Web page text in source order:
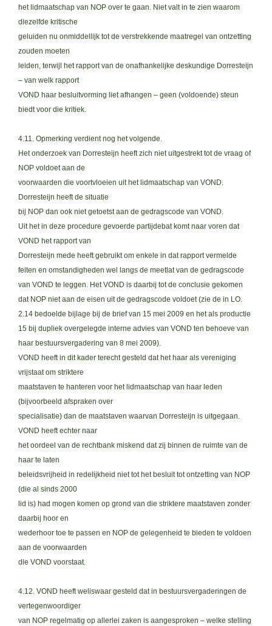
het lidmaatschap van NOP over te gaan. Niet valt in te zien waarom
diezelfde kritische
geluiden nu onmiddellijk tot de verstrekkende maatregel van ontzetting
zouden moeten
leiden, terwijl het rapport van de onafhankelijke deskundige Dorresteijn
– van welk rapport
VOND haar besluitvorming liet afhangen – geen (voldoende) steun
biedt voor die kritiek.
4.11. Opmerking verdient nog het volgende.
Het onderzoek van Dorresteijn heeft zich niet uitgestrekt tot de vraag of
NOP voldoet aan de
voorwaarden die voortvloeien uit het lidmaatschap van VOND.
Dorresteijn heeft de situatie
bij NOP dan ook niet getoetst aan de gedragscode van VOND.
Uit het in deze procedure gevoerde partijdebat komt naar voren dat
VOND het rapport van
Dorresteijn mede heeft gebruikt om enkele in dat rapport vermelde
feiten en omstandigheden wel langs de meetlat van de gedragscode
van VOND te leggen. Het VOND is daarbij tot de conclusie gekomen
dat NOP niet aan de eisen uit de gedragscode voldoet (zie de in LO.
2.14 bedoelde bijlage bij de brief van 15 mei 2009 en het als productie
15 bij dupliek overgelegde interne advies van VOND ten behoeve van
haar bestuursvergadering van 8 mei 2009).
VOND heeft in dit kader terecht gesteld dat het haar als vereniging
vrijstaat om striktere
maatstaven te hanteren voor het lidmaatschap van haar leden
(bijvoorbeeld afspraken over
specialisatie) dan de maatstaven waarvan Dorresteijn is uitgegaan.
VOND heeft echter naar
het oordeel van de rechtbank miskend dat zij binnen de ruimte van de
haar te laten
beleidsvrijheid in redelijkheid niet tot het besluit tot ontzetting van NOP
(die al sinds 2000
lid is) had mogen komen op grond van die striktere maatstaven zonder
daarbij hoor en
wederhoor toe te passen en NOP de gelegenheid te bieden te voldoen
aan de voorwaarden
die VOND voorstaat.
4.12. VOND heeft weliswaar gesteld dat in bestuursvergaderingen de
vertegenwoordiger
van NOP regelmatig op allerlei zaken is aangesproken – welke stelling